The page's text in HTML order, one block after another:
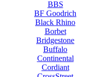
BBS
BF Goodrich
Black Rhino
Borbet
Bridgestone
Buffalo
Continental
Cordiant